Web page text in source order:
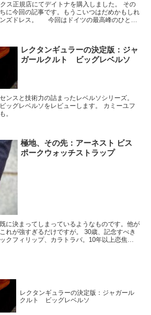
ス正規店にてデイトナを購入しました。 その
に今回の記事です。もうこいつはだめかもしれ
ズドレス。 今回はドイツの最高峰のひと
レクタンギュラーの決定版：ジャ
ガールクルト ビッグレベルソ
ンスと技術力の詰まったレベルソシリーズ。
ッグレベルソをレビューします。 カミーユフ
。
極地、その先：アーネスト ビス
ポークウォッチストラップ
に決まってしまっているようなものです。他が
れが強すぎるだけですが。 30歳、記念すべき
クフィリップ、カラトラバ。10年以上恋焦が
レクタンギュラーの決定版：ジャガール
クルト ビッグレベルソ